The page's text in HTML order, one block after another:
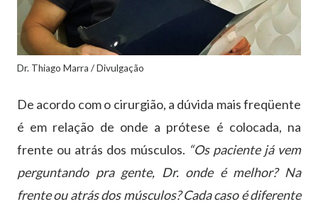
Dr. Thiago Marra / Divulgação
De acordo com o cirurgião, a dúvida mais freqüente
é em relação de onde a prótese é colocada, na
frente ou atrás dos músculos. “Os paciente já vem
perguntando pra gente, Dr. onde é melhor? Na
frente ou atrás dos músculos? Cada caso é diferente